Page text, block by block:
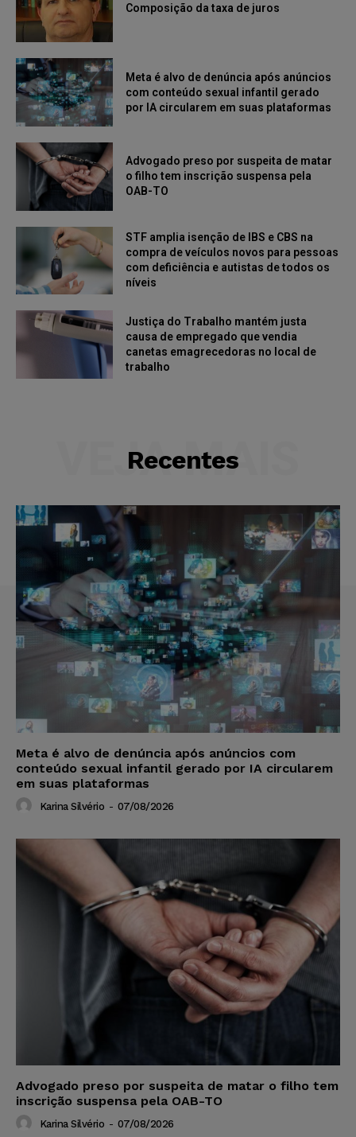
Composição da taxa de juros
Meta é alvo de denúncia após anúncios
com conteúdo sexual infantil gerado
por IA circularem em suas plataformas
Advogado preso por suspeita de matar
o filho tem inscrição suspensa pela
OAB-TO
STF amplia isenção de IBS e CBS na
compra de veículos novos para pessoas
com deficiência e autistas de todos os
níveis
Justiça do Trabalho mantém justa
causa de empregado que vendia
canetas emagrecedoras no local de
trabalho
Recentes
VEJA MAIS
Meta é alvo de denúncia após anúncios com
conteúdo sexual infantil gerado por IA circularem
em suas plataformas
Karina Silvério - 07/08/2026
Advogado preso por suspeita de matar o filho tem
inscrição suspensa pela OAB-TO
Karina Silvério - 07/08/2026